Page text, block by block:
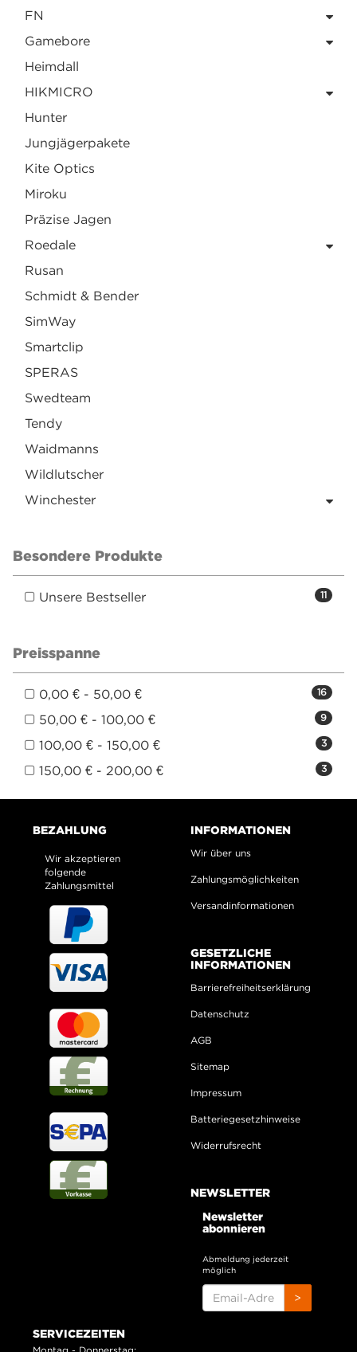
FN
Gamebore
Heimdall
HIKMICRO
Hunter
Jungjägerpakete
Kite Optics
Miroku
Präzise Jagen
Roedale
Rusan
Schmidt & Bender
SimWay
Smartclip
SPERAS
Swedteam
Tendy
Waidmanns
Wildlutscher
Winchester
Besondere Produkte
11
Unsere Bestseller
Preisspanne
16
0,00 € - 50,00 €
9
50,00 € - 100,00 €
3
100,00 € - 150,00 €
3
150,00 € - 200,00 €
BEZAHLUNG
Wir akzeptieren
folgende
Zahlungsmittel
INFORMATIONEN
Wir über uns
Zahlungsmöglichkeiten
Versandinformationen
GESETZLICHE
INFORMATIONEN
Barrierefreiheitserklärung
Datenschutz
AGB
Sitemap
Impressum
Batteriegesetzhinweise
Widerrufsrecht
NEWSLETTER
Newsletter
abonnieren
Abmeldung jederzeit
möglich
EMAIL-
ADRESSE
>
SERVICEZEITEN
Montag - Donnerstag: